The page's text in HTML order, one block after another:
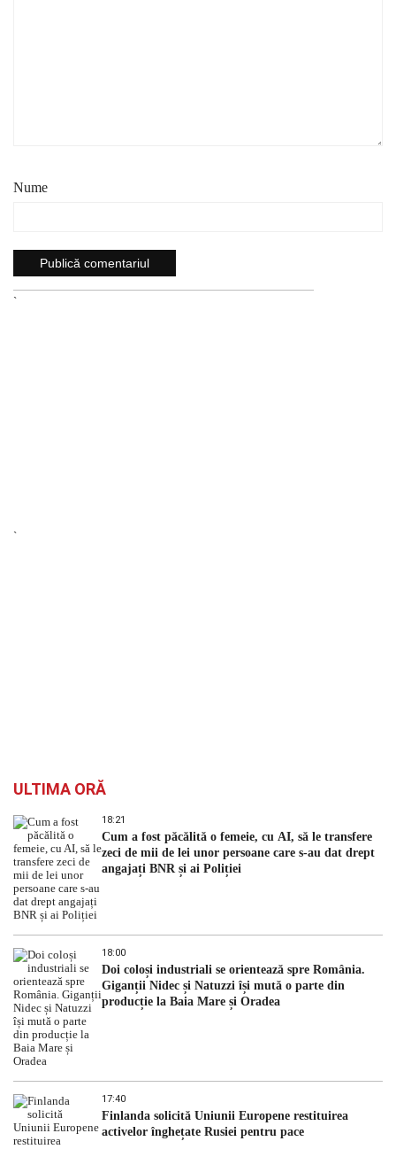
Nume
`
`
ULTIMA ORĂ
18:21
Cum a fost păcălită o femeie, cu AI, să le transfere
zeci de mii de lei unor persoane care s-au dat drept
angajați BNR și ai Poliției
18:00
Doi coloși industriali se orientează spre România.
Giganții Nidec și Natuzzi își mută o parte din
producție la Baia Mare și Oradea
17:40
Finlanda solicită Uniunii Europene restituirea
activelor înghețate Rusiei pentru pace